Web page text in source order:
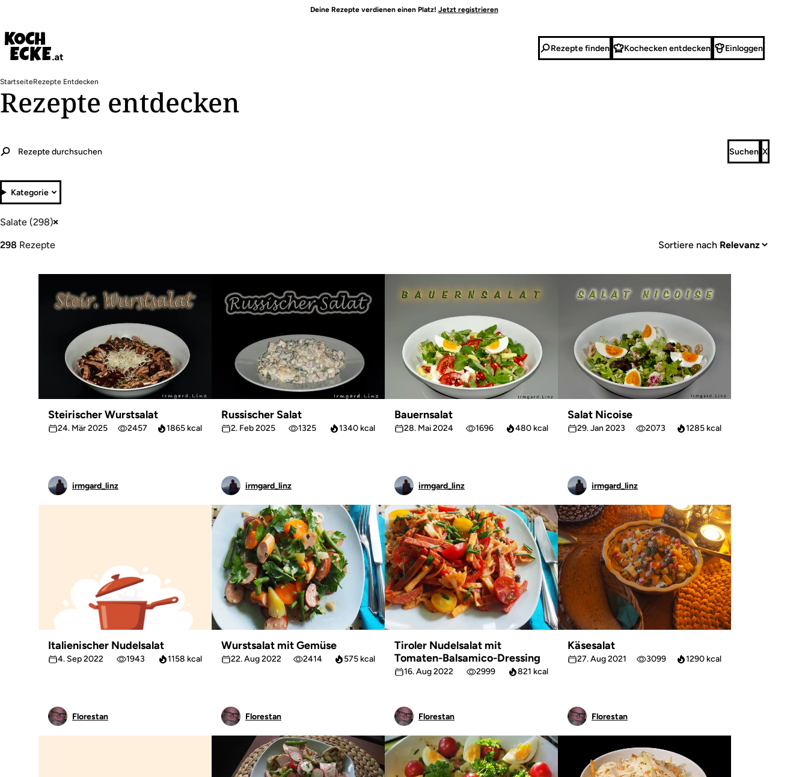
Inhalt
Deine Rezepte verdienen einen Platz! Jetzt registrieren
Rezepte finden Kochecken entdecken Einloggen
Pfadnavigation
StartseiteRezepte Entdecken
Rezepte entdecken
Kategorie
Salate (298)
298 Rezepte Sortiere nach
Steirischer Wurstsalat
24. Mär 2025 2457 1865 kcal
irmgard_linz
Russischer Salat
2. Feb 2025 1325 1340 kcal
irmgard_linz
Bauernsalat
28. Mai 2024 1696 480 kcal
irmgard_linz
Salat Nicoise
29. Jan 2023 2073 1285 kcal
irmgard_linz
Italienischer Nudelsalat
4. Sep 2022 1943 1158 kcal
Florestan
Wurstsalat mit Gemüse
22. Aug 2022 2414 575 kcal
Florestan
Tiroler Nudelsalat mit
Tomaten-Balsamico-Dressing
16. Aug 2022 2999 821 kcal
Florestan
Käsesalat
27. Aug 2021 3099 1290 kcal
Florestan